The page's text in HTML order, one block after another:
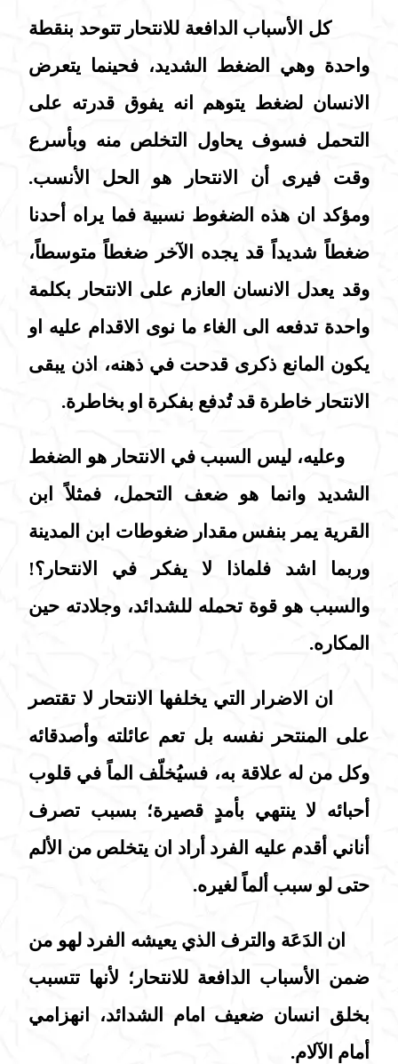
كل الأسباب الدافعة للانتحار تتوحد بنقطة
واحدة وهي الضغط الشديد، فحينما يتعرض
الانسان لضغط يتوهم انه يفوق قدرته على
التحمل فسوف يحاول التخلص منه وبأسرع
وقت فيرى أن الانتحار هو الحل الأنسب.
ومؤكد ان هذه الضغوط نسبية فما يراه أحدنا
ضغطاً شديداً قد يجده الآخر ضغطاً متوسطاً،
وقد يعدل الانسان العازم على الانتحار بكلمة
واحدة تدفعه الى الغاء ما نوى الاقدام عليه او
يكون المانع ذكرى قدحت في ذهنه، اذن يبقى
الانتحار خاطرة قد تُدفع بفكرة او بخاطرة.
وعليه، ليس السبب في الانتحار هو الضغط
الشديد وانما هو ضعف التحمل، فمثلاً ابن
القرية يمر بنفس مقدار ضغوطات ابن المدينة
وربما اشد فلماذا لا يفكر في الانتحار؟!
والسبب هو قوة تحمله للشدائد، وجلادته حين
المكاره.
ان الاضرار التي يخلفها الانتحار لا تقتصر
على المنتحر نفسه بل تعم عائلته وأصدقائه
وكل من له علاقة به، فسيُخلّف الماً في قلوب
أحبائه لا ينتهي بأمدٍ قصيرة؛ بسبب تصرف
أناني أقدم عليه الفرد أراد ان يتخلص من الألم
حتى لو سبب ألماً لغيره.
ان الدَعَة والترف الذي يعيشه الفرد لهو من
ضمن الأسباب الدافعة للانتحار؛ لأنها تتسبب
بخلق انسان ضعيف امام الشدائد، انهزامي
أمام الآلام.